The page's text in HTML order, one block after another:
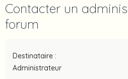
Contacter un
forum
Destinataire :
Administrateur